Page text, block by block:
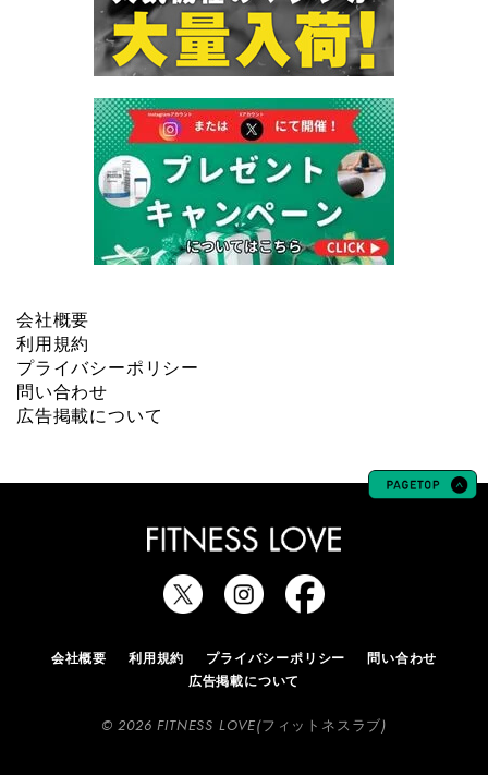
会社概要
利用規約
プライバシーポリシー
問い合わせ
広告掲載について
会社概要 利用規約 プライバシーポリシー
問い合わせ
広告掲載について
© 2026 FITNESS LOVE(フィットネスラブ)